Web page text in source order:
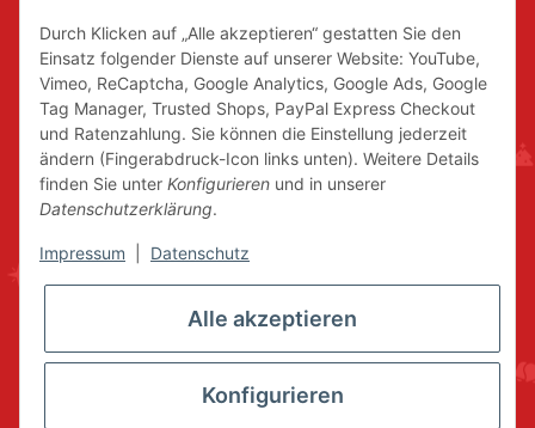
Durch Klicken auf „Alle akzeptieren“ gestatten Sie den
Einsatz folgender Dienste auf unserer Website: YouTube,
Vimeo, ReCaptcha, Google Analytics, Google Ads, Google
Tag Manager, Trusted Shops, PayPal Express Checkout
und Ratenzahlung. Sie können die Einstellung jederzeit
ändern (Fingerabdruck-Icon links unten). Weitere Details
finden Sie unter Konfigurieren und in unserer
Datenschutzerklärung.
Impressum Datenschutz
Alle akzeptieren
Konfigurieren